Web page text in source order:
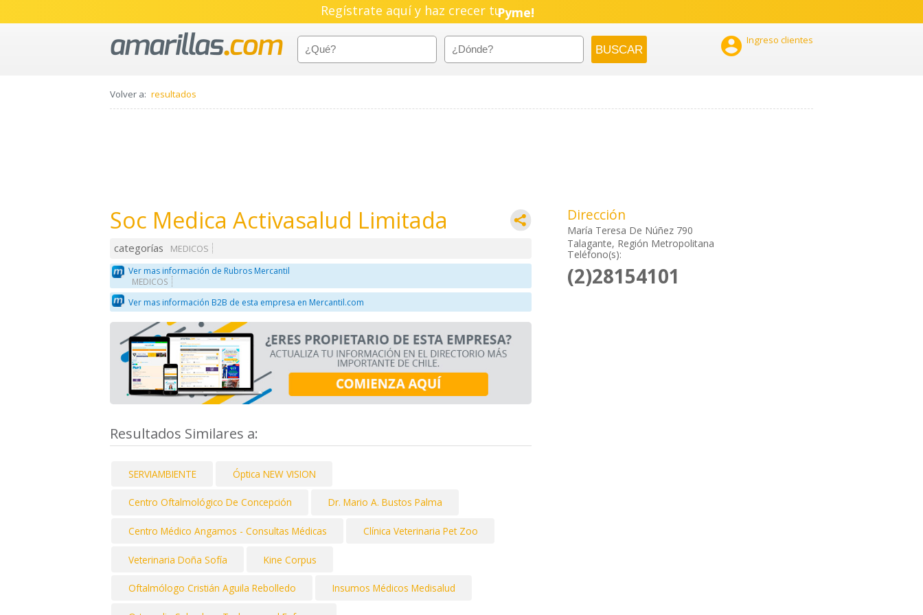
Regístrate aquí y haz crecer tuPyme!
Emprendimiento!
 Ingreso clientes
Volver a: resultados
Soc Medica Activasalud Limitada
categorías
MEDICOS
Ver mas información de Rubros Mercantil
MEDICOS
Ver mas información B2B de esta empresa en Mercantil.com
Resultados Similares a:
SERVIAMBIENTE Óptica NEW VISION
Centro Oftalmológico De Concepción Dr. Mario A. Bustos Palma
Centro Médico Angamos - Consultas Médicas Clínica Veterinaria Pet Zoo
Veterinaria Doña Sofía Kine Corpus
Oftalmólogo Cristián Aguila Rebolledo Insumos Médicos Medisalud
Dirección
María Teresa De Núñez 790
Talagante, Región Metropolitana
Teléfono(s):
(2)28154101